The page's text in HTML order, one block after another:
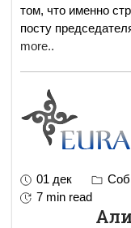
том, что именно
посту
more..
01 дек
7 min read